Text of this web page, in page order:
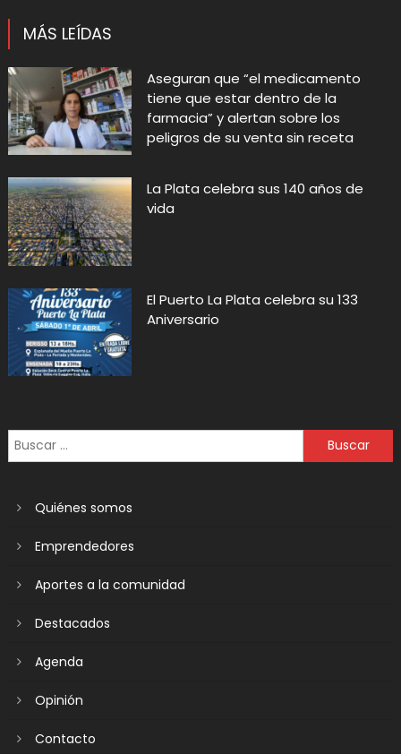
MÁS LEÍDAS
Aseguran que “el medicamento
tiene que estar dentro de la
farmacia” y alertan sobre los
peligros de su venta sin receta
La Plata celebra sus 140 años de
vida
El Puerto La Plata celebra su 133
Aniversario
Quiénes somos
Emprendedores
Aportes a la comunidad
Destacados
Agenda
Opinión
Contacto